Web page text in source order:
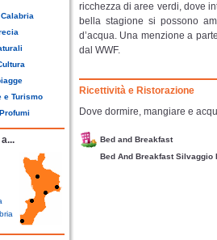
e Turismo
ricchezza di aree verdi, dove
bella stagione si possono
d’acqua. Una menzione a
dal WWF.
Ricettività e Ristorazione
Dove dormire, mangiare e
Bed and Breakfast
Bed And Breakfast Silvaggio